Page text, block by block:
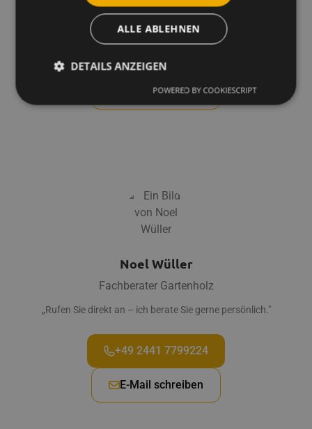
„Rufen Sie direkt an – ich berate Sie gerne persönlich."
E-Mail schreiben
Noel Wüller
Fachberater Gartenholz
„Rufen Sie direkt an – ich berate Sie gerne persönlich."
+49 2441 7799224
E-Mail schreiben
ALLE ABLEHNEN
DETAILS ANZEIGEN
POWERED BY COOKIESCRIPT